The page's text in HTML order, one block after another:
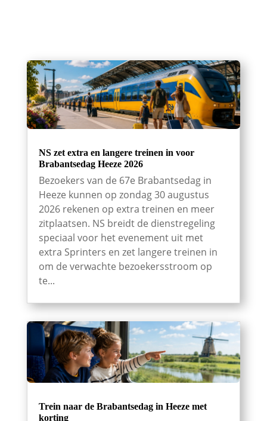
NS zet extra en langere treinen in voor
Brabantsedag Heeze 2026
Bezoekers van de 67e Brabantsedag in
Heeze kunnen op zondag 30 augustus
2026 rekenen op extra treinen en meer
zitplaatsen. NS breidt de dienstregeling
speciaal voor het evenement uit met
extra Sprinters en zet langere treinen in
om de verwachte bezoekersstroom op
te...
Trein naar de Brabantsedag in Heeze met
korting